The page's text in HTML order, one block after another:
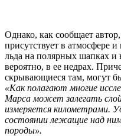
Однако, как сообщает
присутствует в атмосфере
льда на полярных шапках и
вероятно, в ее недрах.
скрывающиеся там, могут
«Как полагают многие
Марса может залегать
измеряется километрами.
состоянии лежащие над
породы».